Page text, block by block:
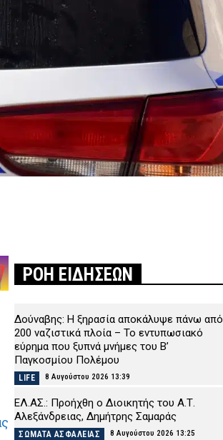
ΡΟΗ ΕΙΔΗΣΕΩΝ
Δούναβης: Η ξηρασία αποκάλυψε πάνω από
200 ναζιστικά πλοία – Το εντυπωσιακό
εύρημα που ξυπνά μνήμες του Β’
Παγκοσμίου Πολέμου
LIFE 8 Αυγούστου 2026 13:39
ΕΛ.ΑΣ.: Προήχθη ο Διοικητής του Α.Τ.
Αλεξάνδρειας, Δημήτρης Σαμαράς
ΣΩΜΑΤΑ ΑΣΦΑΛΕΙΑΣ 8 Αυγούστου 2026 13:25